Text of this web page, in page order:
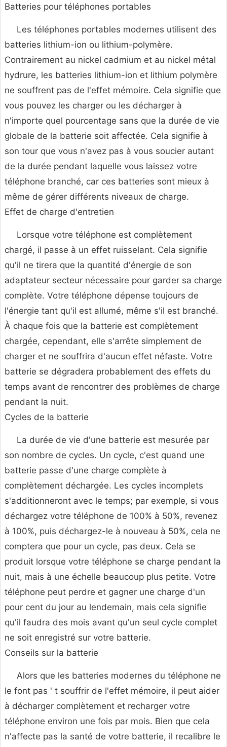
Batteries pour téléphones portables
Les téléphones portables modernes utilisent des
batteries lithium-ion ou lithium-polymère.
Contrairement au nickel cadmium et au nickel métal
hydrure, les batteries lithium-ion et lithium polymère
ne souffrent pas de l'effet mémoire. Cela signifie que
vous pouvez les charger ou les décharger à
n'importe quel pourcentage sans que la durée de vie
globale de la batterie soit affectée. Cela signifie à
son tour que vous n'avez pas à vous soucier autant
de la durée pendant laquelle vous laissez votre
téléphone branché, car ces batteries sont mieux à
même de gérer différents niveaux de charge.
Effet de charge d'entretien
Lorsque votre téléphone est complètement
chargé, il passe à un effet ruisselant. Cela signifie
qu'il ne tirera que la quantité d'énergie de son
adaptateur secteur nécessaire pour garder sa charge
complète. Votre téléphone dépense toujours de
l'énergie tant qu'il est allumé, même s'il est branché.
À chaque fois que la batterie est complètement
chargée, cependant, elle s'arrête simplement de
charger et ne souffrira d'aucun effet néfaste. Votre
batterie se dégradera probablement des effets du
temps avant de rencontrer des problèmes de charge
pendant la nuit.
Cycles de la batterie
La durée de vie d'une batterie est mesurée par
son nombre de cycles. Un cycle, c'est quand une
batterie passe d'une charge complète à
complètement déchargée. Les cycles incomplets
s'additionneront avec le temps; par exemple, si vous
déchargez votre téléphone de 100% à 50%, revenez
à 100%, puis déchargez-le à nouveau à 50%, cela ne
comptera que pour un cycle, pas deux. Cela se
produit lorsque votre téléphone se charge pendant la
nuit, mais à une échelle beaucoup plus petite. Votre
téléphone peut perdre et gagner une charge d'un
pour cent du jour au lendemain, mais cela signifie
qu'il faudra des mois avant qu'un seul cycle complet
ne soit enregistré sur votre batterie.
Conseils sur la batterie
Alors que les batteries modernes du téléphone ne
le font pas ' t souffrir de l'effet mémoire, il peut aider
à décharger complètement et recharger votre
téléphone environ une fois par mois. Bien que cela
n'affecte pas la santé de votre batterie, il recalibre le